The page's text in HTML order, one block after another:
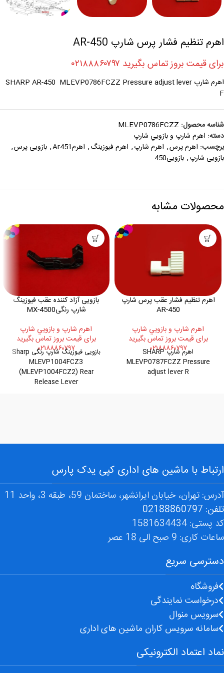
اهرم تنظیم فشار پرس شارپ AR-450
برای قیمت بروز تماس بگیرید ۰۲۱۸۸۸۶۰۷۹۷
اهرم شارپ SHARP AR-450 MLEVP0786FCZZ Pressure adjust lever
F
شناسه محصول: MLEVP0786FCZZ
دسته: اهرم شارپ و بازويي شارپ
برچسب: اهرم پرس, اهرم شارپ, اهرم فیوزینگ, اهرمAr451 , بازویی پرس,
بازویی شارپ, بازویی450
محصولات مشابه
اهرم تنظیم فشار عقب پرس شارپ
AR-450
اهرم شارپ و بازويي شارپ
برای قیمت بروز تماس بگیرید
۰۲۱۸۸۸۶۰۷۹۷
اهرم شارپ SHARP
MLEVP0787FCZZ Pressure
adjust lever R
بازویی آزاد کننده عقب فیوزینگ
شارپ رنگیMX-4500
اهرم شارپ و بازويي شارپ
برای قیمت بروز تماس بگیرید
۰۲۱۸۸۸۶۰۷۹۷
بازویی فیوزینگ شارپ رنگی Sharp
MLEVP1004FCZ3
(MLEVP1004FCZ2) Rear
Release Lever
نماد اعتماد الکترونیکی
دسترسی سریع
فروشگاه
درخواست نمایندگی
سرویس منوال
سامانه سرویس کاران ماشین های اداری
ارتباط با ماشین های اداری کپی یدک پارس
آدرس: تهران، خیابان ایرانشهر، ساختمان 59، طبقه 3، واحد 11
تلفن: 02188860797
کد پستی: 1581634434
ساعات کاری: 9 صبح الی 18 عصر